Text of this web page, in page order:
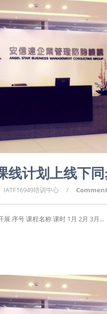
线计划上线下
IATF16949培训中心 /
序号 课程名称 课时 1月 2月 3月...